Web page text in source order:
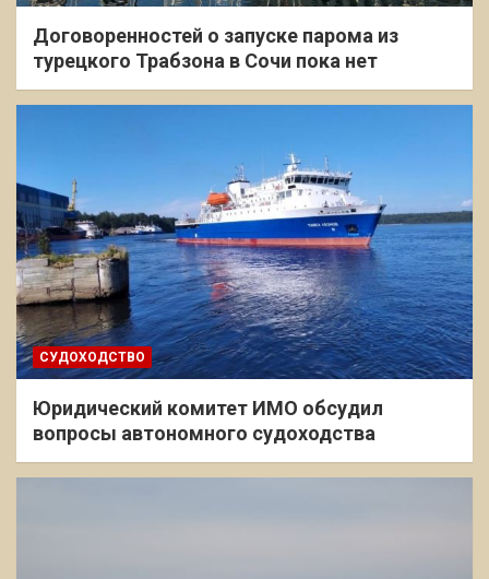
Договоренностей о запуске парома из
турецкого Трабзона в Сочи пока нет
СУДОХОДСТВО
Юридический комитет ИМО обсудил
вопросы автономного судоходства